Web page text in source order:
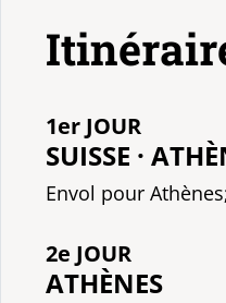
1er JOUR
SUISSE ·
Envol pour
2e JOUR
ATHÈNES